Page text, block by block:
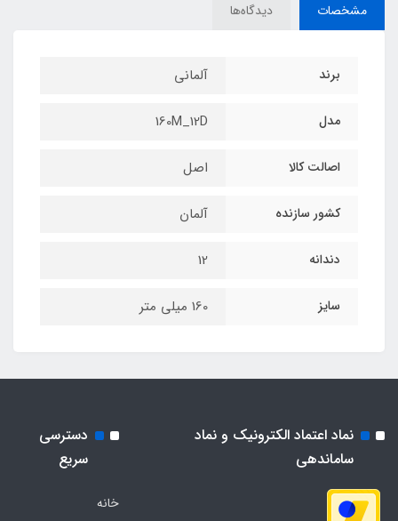
مشخصات دیدگاه‌ها
برند آلمانی
مدل 160M_12D
اصالت کالا اصل
کشور سازنده آلمان
دندانه 12
سایز 160 میلی متر
نماد اعتماد الکترونیک و نماد
ساماندهی
دسترسی
سریع
خانه